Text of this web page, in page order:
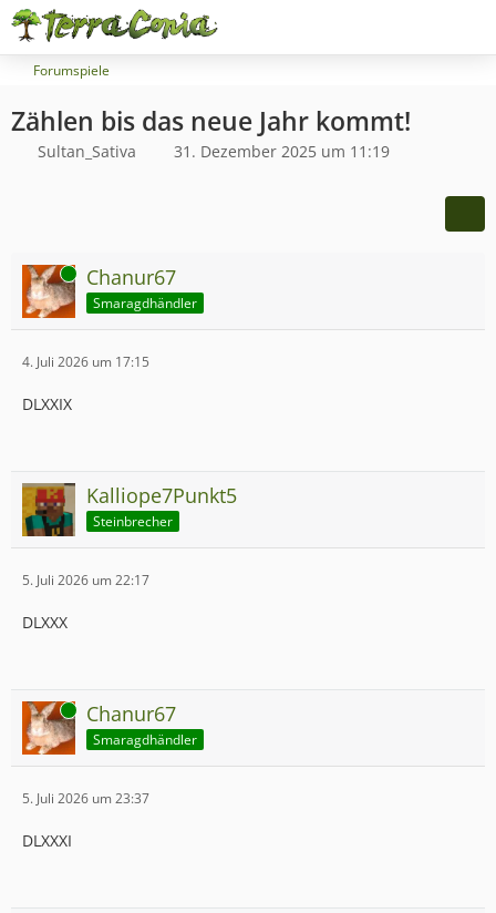
Forumspiele
Zählen bis das neue Jahr kommt!
Sultan_Sativa 31. Dezember 2025 um 11:19
Online Chanur67
Smaragdhändler
4. Juli 2026 um 17:15
DLXXIX
Kalliope7Punkt5
Steinbrecher
5. Juli 2026 um 22:17
DLXXX
Online Chanur67
Smaragdhändler
5. Juli 2026 um 23:37
DLXXXI